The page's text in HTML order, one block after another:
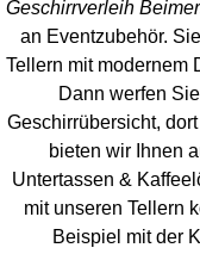
Geschirrverleih
an Eventzubehör.
Tellern mit modernem
Dann werfen
Geschirrübersicht,
bieten wir Ihnen
Untertassen &
mit unseren Tellern
Beispiel mit der